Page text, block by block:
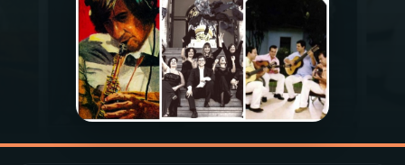
PODCASTS
VIDEOCASTS